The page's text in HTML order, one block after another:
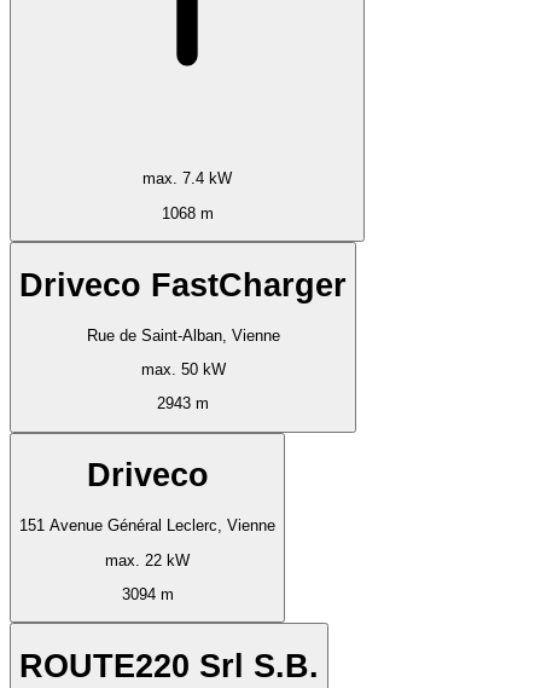
max. 7.4 kW
1068 m
Driveco FastCharger
Rue de Saint-Alban, Vienne
max. 50 kW
2943 m
Driveco
151 Avenue Général Leclerc, Vienne
max. 22 kW
3094 m
ROUTE220 Srl S.B.